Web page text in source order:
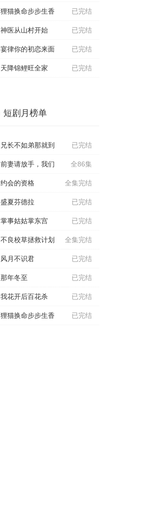
已完结
狸猫换命步步生香
已完结
神医从山村开始
已完结
宴律你的初恋来面
已完结
天降锦鲤旺全家
短剧月榜单
已完结
兄长不如弟那就到
全86集
前妻请放手，我们
全集完结
约会的资格
已完结
盛夏芬德拉
已完结
掌事姑姑掌东宫
全集完结
不良校草拯救计划
已完结
风月不识君
已完结
那年冬至
已完结
我花开后百花杀
已完结
狸猫换命步步生香